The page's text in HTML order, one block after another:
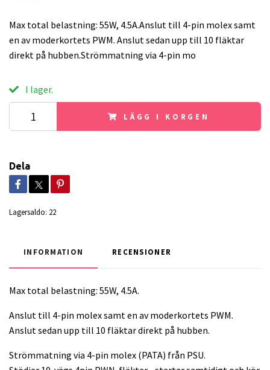
Max total belastning: 55W, 4.5A.Anslut till 4-pin molex samt
en av moderkortets PWM. Anslut sedan upp till 10 fläktar
direkt på hubben.Strömmatning via 4-pin mo
I lager.
LÄGG I KORGEN
Dela
Lagersaldo: 22
INFORMATION RECENSIONER
Max total belastning: 55W, 4.5A.
Anslut till 4-pin molex samt en av moderkortets PWM.
Anslut sedan upp till 10 fläktar direkt på hubben.
Strömmatning via 4-pin molex (PATA) från PSU.